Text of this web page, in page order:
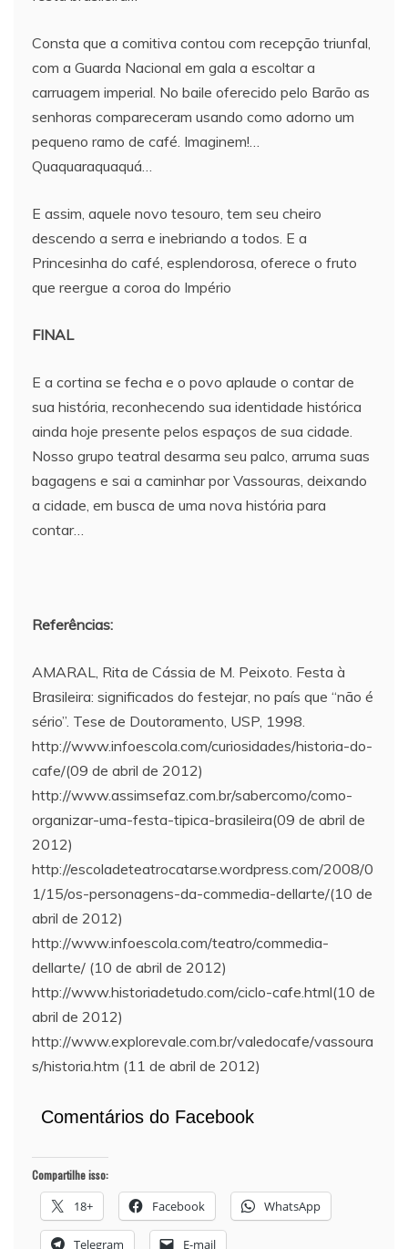
Consta que a comitiva contou com recepção triunfal,
com a Guarda Nacional em gala a escoltar a
carruagem imperial. No baile oferecido pelo Barão as
senhoras compareceram usando como adorno um
pequeno ramo de café. Imaginem!…
Quaquaraquaquá…
E assim, aquele novo tesouro, tem seu cheiro
descendo a serra e inebriando a todos. E a
Princesinha do café, esplendorosa, oferece o fruto
que reergue a coroa do Império
FINAL
E a cortina se fecha e o povo aplaude o contar de
sua história, reconhecendo sua identidade histórica
ainda hoje presente pelos espaços de sua cidade.
Nosso grupo teatral desarma seu palco, arruma suas
bagagens e sai a caminhar por Vassouras, deixando
a cidade, em busca de uma nova história para
contar…
Referências:
AMARAL, Rita de Cássia de M. Peixoto. Festa à
Brasileira: significados do festejar, no país que “não é
sério”. Tese de Doutoramento, USP, 1998.
http://www.infoescola.com/curiosidades/historia-do-
cafe/(09 de abril de 2012)
http://www.assimsefaz.com.br/sabercomo/como-
organizar-uma-festa-tipica-brasileira(09 de abril de
2012)
http://escoladeteatrocatarse.wordpress.com/2008/0
1/15/os-personagens-da-commedia-dellarte/(10 de
abril de 2012)
http://www.infoescola.com/teatro/commedia-
dellarte/ (10 de abril de 2012)
http://www.historiadetudo.com/ciclo-cafe.html(10 de
abril de 2012)
http://www.explorevale.com.br/valedocafe/vassoura
s/historia.htm (11 de abril de 2012)
Comentários do Facebook
Compartilhe isso:
18+ Facebook WhatsApp
Telegram E-mail